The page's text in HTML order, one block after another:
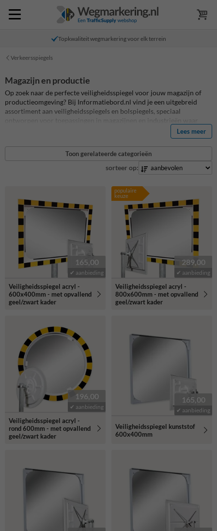
Topkwaliteit wegmarkering voor elk terrein
Verkeersspiegels
Magazijn en productie
Op zoek naar de perfecte veiligheidsspiegel voor jouw magazijn of
productieomgeving? Bij Informatiebord.nl vind je een uitgebreid
assortiment aan veiligheidsspiegels en bolspiegels, speciaal
ontworpen voor toepassingen in magazijnen en industrieën waar
voertuigen zoals heftrucks rijden. Deze spiegels zijn niet alleen
praktisch, maar ook voorzien van extra veiligheidsfeatures zoals in
sommige gevallen een opvallend geel-zwart kader, wat ze nog
zichtbaarder maakt. Ze zijn ideaal voor het creëren van overzicht en
het verhogen van de veiligheid op plekken waar het overzicht beperkt
toepassing en kies de spiegel die het beste past bij jouw specifieke
behoeften. Met onze veiligheidsspiegels zorg je voor een veiligere
werkomgeving waar zichtbaarheid en bewustzijn van groot belang
Lees meer
Toon gerelateerde categorieën
sorteer op:
165,00
✔ aanbieding
Veiligheidsspiegel acryl -
600x400mm - met opvallend
geel/zwart kader
populaire
keuze
289,00
✔ aanbieding
Veiligheidsspiegel acryl -
800x600mm - met opvallend
geel/zwart kader
196,00
✔ aanbieding
Veiligheidsspiegel acryl -
rond 600mm - met opvallend
geel/zwart kader
165,00
✔ aanbieding
Veiligheidsspiegel kunststof
600x400mm